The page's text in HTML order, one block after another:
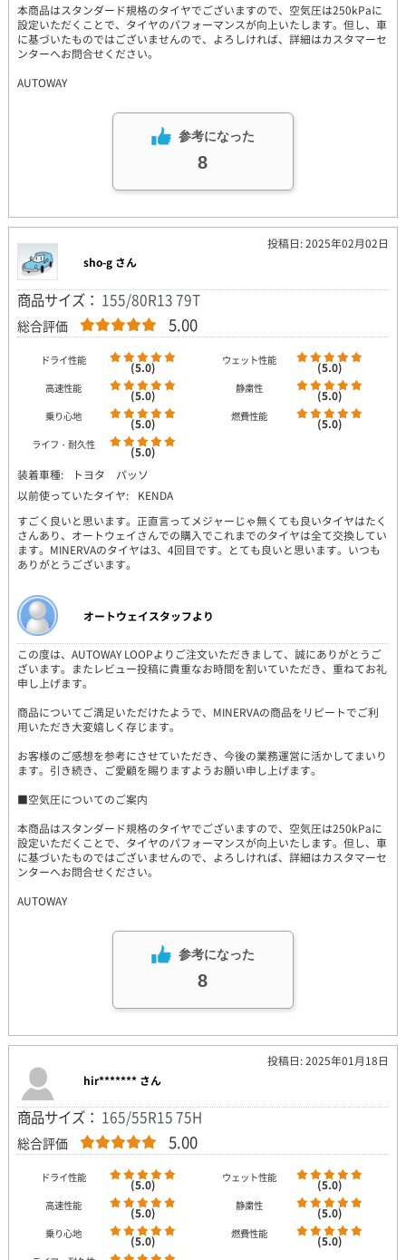
本商品はスタンダード規格のタイヤでございますので、空気圧は250kPaに
設定いただくことで、タイヤのパフォーマンスが向上いたします。但し、車
に基づいたものではございませんので、よろしければ、詳細はカスタマーセ
ンターへお問合せください。
AUTOWAY
参考になった
8
投稿日: 2025年02月02日
sho-g さん
商品サイズ： 155/80R13 79T
総合評価 5.00
ドライ性能 (5.0) ウェット性能 (5.0)
高速性能 (5.0) 静粛性 (5.0)
乗り心地 (5.0) 燃費性能 (5.0)
ライフ・耐久性
(5.0)
装着車種:
トヨタ パッソ
以前使っていたタイヤ:
KENDA
すごく良いと思います。正直言ってメジャーじゃ無くても良いタイヤはたく
さんあり、オートウェイさんでの購入でこれまでのタイヤは全て交換してい
ます。MINERVAのタイヤは3、4回目です。とても良いと思います。いつも
ありがとうございます。
オートウェイスタッフより
この度は、AUTOWAY LOOPよりご注文いただきまして、誠にありがとうご
ざいます。またレビュー投稿に貴重なお時間を割いていただき、重ねてお礼
申し上げます。
商品についてご満足いただけたようで、MINERVAの商品をリピートでご利
用いただき大変嬉しく存じます。
お客様のご感想を参考にさせていただき、今後の業務運営に活かしてまいり
ます。引き続き、ご愛顧を賜りますようお願い申し上げます。
■空気圧についてのご案内
本商品はスタンダード規格のタイヤでございますので、空気圧は250kPaに
設定いただくことで、タイヤのパフォーマンスが向上いたします。但し、車
に基づいたものではございませんので、よろしければ、詳細はカスタマーセ
ンターへお問合せください。
AUTOWAY
参考になった
8
投稿日: 2025年01月18日
hir******* さん
商品サイズ： 165/55R15 75H
総合評価 5.00
ドライ性能 (5.0) ウェット性能 (5.0)
高速性能 (5.0) 静粛性 (5.0)
乗り心地 (5.0) 燃費性能 (5.0)